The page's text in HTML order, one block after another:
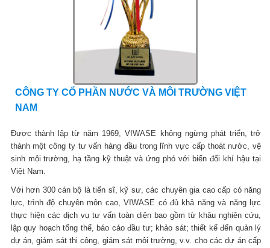
CÔNG TY CỔ PHẦN NƯỚC VÀ MÔI TRƯỜNG VIỆT
NAM
Được thành lập từ năm 1969, VIWASE không ngừng phát triển, trở
thành một công ty tư vấn hàng đầu trong lĩnh vực cấp thoát nước, vệ
sinh môi trường, hạ tầng kỹ thuật và ứng phó với biến đổi khí hậu tại
Việt Nam.
Với hơn 300 cán bộ là tiến sĩ, kỹ sư, các chuyên gia cao cấp có năng
lực, trình độ chuyên môn cao, VIWASE có đủ khả năng và năng lực
thực hiện các dịch vụ tư vấn toàn diện bao gồm từ khâu nghiên cứu,
lập quy hoạch tổng thể, báo cáo đầu tư; khảo sát; thiết kế đến quản lý
dự án, giám sát thi công, giám sát môi trường, v.v. cho các dự án cấp